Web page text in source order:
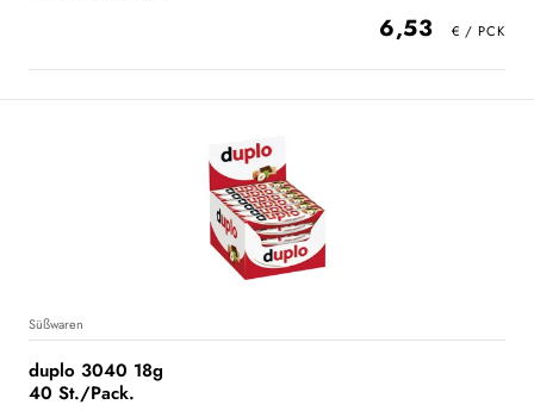
6,53
Süßwaren
duplo 3040 18g
40 St./Pack.